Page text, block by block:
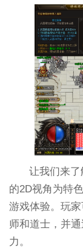
让我们来
的2D视角为特
游戏体验。玩
师和道士，并
力。